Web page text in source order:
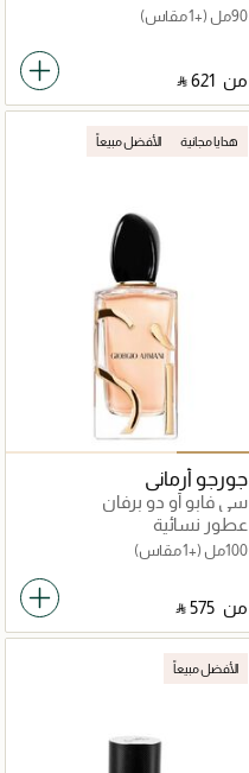
90مل (+1 مقاس)
من ‎ ⃁ ⁦621⁩ ‎
هدايا مجانية الأفضل مبيعاً
جورجو أرماني
سي فابو أو دو برفان
عطور نسائية
100مل (+1 مقاس)
من ‎ ⃁ ⁦575⁩ ‎
الأفضل مبيعاً